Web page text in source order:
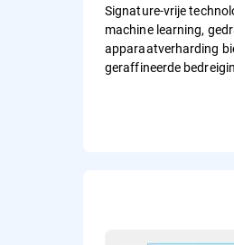
Signature-vrije
machine learning,
apparaatverharding
geraffineerde